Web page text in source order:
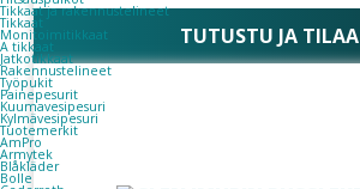
Tikkaat ja rakennustelineet
Tikkaat
Monitoimitikkaat
A tikkaat
Jatkotikkaat
Rakennustelineet
Työpukit
Painepesurit
Kuumavesipesuri
Kylmävesipesuri
Tuotemerkit
AmPro
Armytek
Blåkläder
Bolle
TUTUSTU JA TILAA